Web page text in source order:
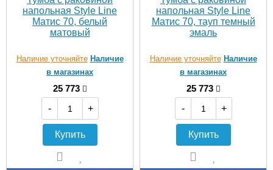
напольная Style Line
Матис 70, белый
матовый
Наличие уточняйте Наличие
в магазинах
25 773
-
+
Купить
напольная Style Line
Матис 70, тауп темный
эмаль
Наличие уточняйте Наличие
в магазинах
25 773
-
+
Купить